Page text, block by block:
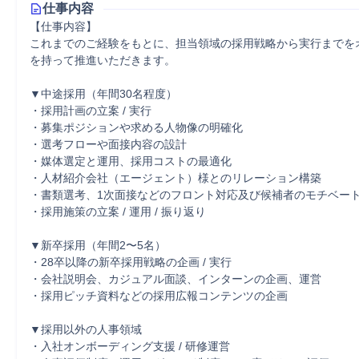
仕事内容
【仕事内容】
これまでのご経験をもとに、担当領域の採用戦略から実行まで
を持って推進いただきます。
▼中途採用（年間30名程度）
・採用計画の立案 / 実行
・募集ポジションや求める人物像の明確化
・選考フローや面接内容の設計
・媒体選定と運用、採用コストの最適化
・人材紹介会社（エージェント）様とのリレーション構築
・書類選考、1次面接などのフロント対応及び候補者のモチベー
・採用施策の立案 / 運用 / 振り返り
▼新卒採用（年間2〜5名）
・28卒以降の新卒採用戦略の企画 / 実行
・会社説明会、カジュアル面談、インターンの企画、運営
・採用ピッチ資料などの採用広報コンテンツの企画
▼採用以外の人事領域
・入社オンボーディング支援 / 研修運営